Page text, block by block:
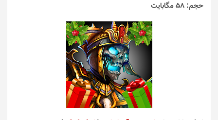
حجم: 58 مگابایت